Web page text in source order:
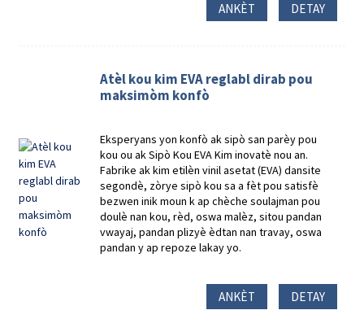
ANKÈT DETAY
Atèl kou kim EVA reglabl dirab pou
maksimòm konfò
Eksperyans yon konfò ak sipò san parèy pou
kou ou ak Sipò Kou EVA Kim inovatè nou an.
Fabrike ak kim etilèn vinil asetat (EVA) dansite
segondè, zòrye sipò kou sa a fèt pou satisfè
bezwen inik moun k ap chèche soulajman pou
doulè nan kou, rèd, oswa malèz, sitou pandan
vwayaj, pandan plizyè èdtan nan travay, oswa
pandan y ap repoze lakay yo.
ANKÈT DETAY